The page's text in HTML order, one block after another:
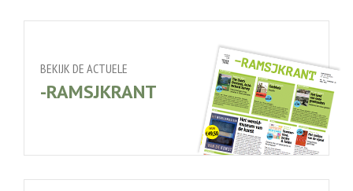
BEKIJK DE ACTUELE
-RAMSJKRANT